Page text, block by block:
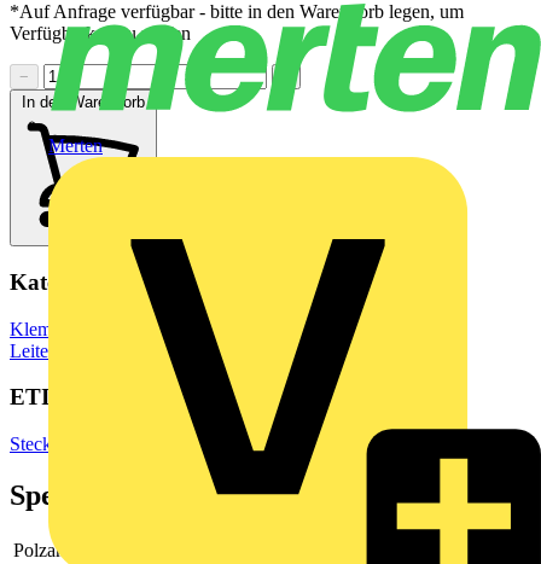
Merten
*Auf Anfrage verfügbar - bitte in den Warenkorb legen, um
Verfügbarkeit zu prüfen
−
In den Warenkorb
Kategorien
Klemmen, Steckverbinder & Verbindungselemente
Leiterplattensteckverbinder
ETIM Group
Steckverbinder
Spezifikationen
Polzahl